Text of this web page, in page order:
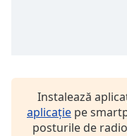
Instalează
aplicație pe
posturile de